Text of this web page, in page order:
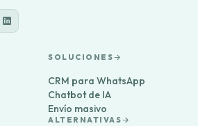
SOLUCIONES
CRM para WhatsApp
Chatbot de IA
Envío masivo
ALTERNATIVAS